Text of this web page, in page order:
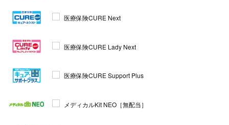
医療保険CURE Next
医療保険CURE Lady Next
医療保険CURE Support Plus
メディカルKit NEO［無配当］